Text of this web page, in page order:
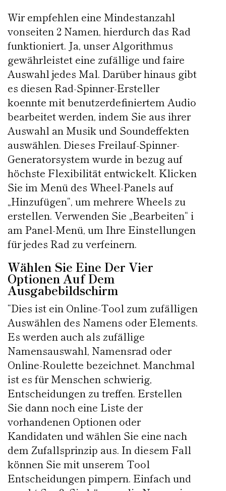
Wir empfehlen eine Mindestanzahl
vonseiten 2 Namen, hierdurch das Rad
funktioniert. Ja, unser Algorithmus
gewährleistet eine zufällige und faire
Auswahl jedes Mal. Darüber hinaus gibt
es diesen Rad-Spinner-Ersteller
koennte mit benutzerdefiniertem Audio
bearbeitet werden, indem Sie aus ihrer
Auswahl an Musik und Soundeffekten
auswählen. Dieses Freilauf-Spinner-
Generatorsystem wurde in bezug auf
höchste Flexibilität entwickelt. Klicken
Sie im Menü des Wheel-Panels auf
„Hinzufügen“, um mehrere Wheels zu
erstellen. Verwenden Sie „Bearbeiten“ i
am Panel-Menü, um Ihre Einstellungen
für jedes Rad zu verfeinern.
Wählen Sie Eine Der Vier
Optionen Auf Dem
Ausgabebildschirm
“Dies ist ein Online-Tool zum zufälligen
Auswählen des Namens oder Elements.
Es werden auch als zufällige
Namensauswahl, Namensrad oder
Online-Roulette bezeichnet. Manchmal
ist es für Menschen schwierig,
Entscheidungen zu treffen. Erstellen
Sie dann noch eine Liste der
vorhandenen Optionen oder
Kandidaten und wählen Sie eine nach
dem Zufallsprinzip aus. In diesem Fall
können Sie mit unserem Tool
Entscheidungen pimpern. Einfach und